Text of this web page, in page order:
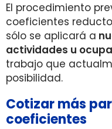
El procedimiento
coeficientes
sólo se aplicará a
actividades u
trabajo que
posibilidad.
Cotizar más
coeficientes